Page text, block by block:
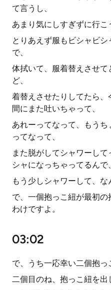
て言うし、
あまり気にしすぎずに行こ
とりあえず服もビシャビ
で、
体拭いて、服着替えさせ
ど、
着替えさせたりしてたら
間にまた吐いちゃって、
あれーってなって、もう
ってなって、
また脱がしてシャワーし
シャになっちゃってるんで、
もう少しシャワーして、な
で、一個抱っこ紐が最初
わけですよ。
03:02
で、うち一応幸い二個抱っ
二個目のね、抱っこ紐を出